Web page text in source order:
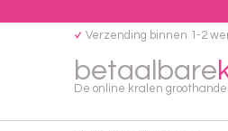
betaalbare
De online kralen groothandel
Verzending binnen 1-2